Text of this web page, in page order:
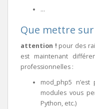
…
Que mettre sur
attention ! pour des
est maintenant
professionnelles :
mod_php5
modules vous
Python, etc.)